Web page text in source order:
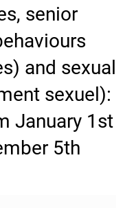
senior
and sexual
sexuel):
January 1st
5th